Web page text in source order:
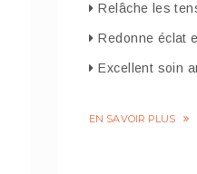
Relâche les
Redonne éclat
Excellent soin
EN SAVOIR PLUS